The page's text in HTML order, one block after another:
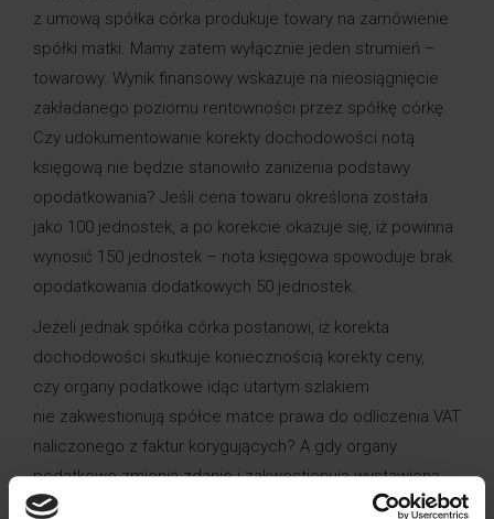
z umową spółka córka produkuje towary na zamówienie
spółki matki. Mamy zatem wyłącznie jeden strumień –
towarowy. Wynik finansowy wskazuje na nieosiągnięcie
zakładanego poziomu rentowności przez spółkę córkę.
Czy udokumentowanie korekty dochodowości notą
księgową nie będzie stanowiło zaniżenia podstawy
opodatkowania? Jeśli cena towaru określona została
jako 100 jednostek, a po korekcie okazuje się, iż powinna
wynosić 150 jednostek – nota księgowa spowoduje brak
opodatkowania dodatkowych 50 jednostek.
Jeżeli jednak spółka córka postanowi, iż korekta
dochodowości skutkuje koniecznością korekty ceny,
czy organy podatkowe idąc utartym szlakiem
nie zakwestionują spółce matce prawa do odliczenia VAT
naliczonego z faktur korygujących? A gdy organy
podatkowe zmienią zdanie i zakwestionują wystawioną
notę? Prosta droga do nałożenia dotkliwych sankcji VAT